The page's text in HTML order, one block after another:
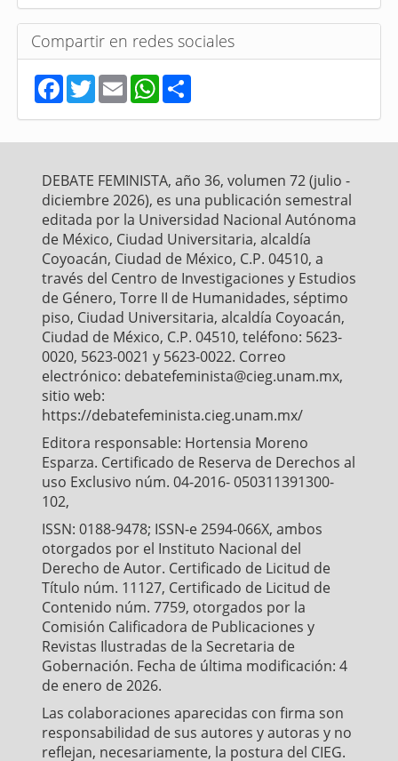
Compartir en redes sociales
F
a
c
e
b
k
T
w
t
t
E
m
a
i
l
W
h
a
t
s
p
S
h
r
e
DEBATE FEMINISTA, año 36, volumen 72 (julio -
diciembre 2026), es una publicación semestral
editada por la Universidad Nacional Autónoma
de México, Ciudad Universitaria, alcaldía
Coyoacán, Ciudad de México, C.P. 04510, a
través del Centro de Investigaciones y Estudios
de Género, Torre II de Humanidades, séptimo
piso, Ciudad Universitaria, alcaldía Coyoacán,
Ciudad de México, C.P. 04510, teléfono: 5623-
0020, 5623-0021 y 5623-0022. Correo
electrónico: debatefeminista@cieg.unam.mx,
sitio web:
https://debatefeminista.cieg.unam.mx/
Editora responsable: Hortensia Moreno
Esparza. Certificado de Reserva de Derechos al
uso Exclusivo núm. 04-2016- 050311391300-
102,
ISSN: 0188-9478; ISSN-e 2594-066X, ambos
otorgados por el Instituto Nacional del
Derecho de Autor. Certificado de Licitud de
Título núm. 11127, Certificado de Licitud de
Contenido núm. 7759, otorgados por la
Comisión Calificadora de Publicaciones y
Revistas Ilustradas de la Secretaria de
Gobernación. Fecha de última modificación: 4
de enero de 2026.
Las colaboraciones aparecidas con firma son
responsabilidad de sus autores y autoras y no
reflejan, necesariamente, la postura del CIEG.